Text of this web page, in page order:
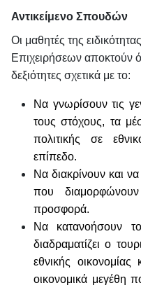
Αντικείμενο Σπουδών
Οι μαθητές της
Επιχειρήσεων αποκτούν
δεξιότητες σχετικά με το:
Να γνωρίσουν τις
τους στόχους, τα
πολιτικής σε
επίπεδο.
Να διακρίνουν και
που
προσφορά.
Να κατανοήσουν
διαδραματίζει ο
εθνικής
οικονομικά μεγέθη